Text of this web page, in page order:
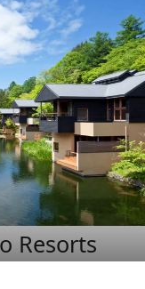
Resorts